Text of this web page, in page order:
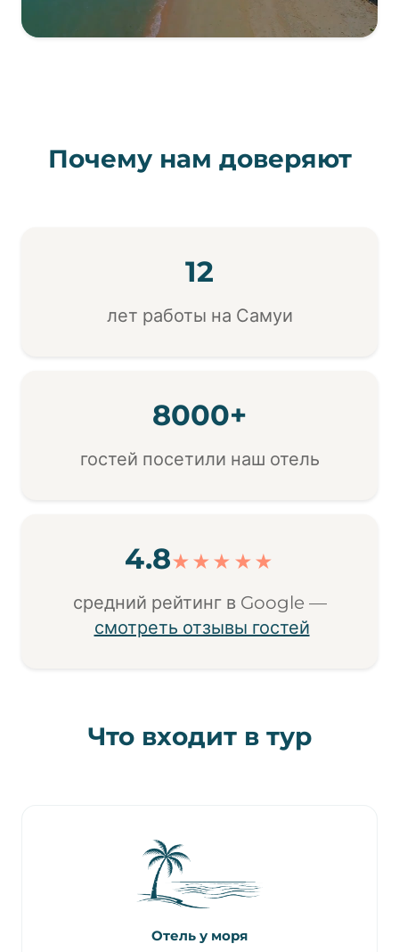
Почему нам доверяют
12
лет работы на Самуи
8000+
гостей посетили наш отель
4.8★★★★★
средний рейтинг в Google —
смотреть отзывы гостей
Что входит в тур
Отель у моря